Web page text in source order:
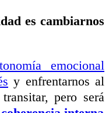
es cambiarnos
emocional
y enfrentarnos al
pero será